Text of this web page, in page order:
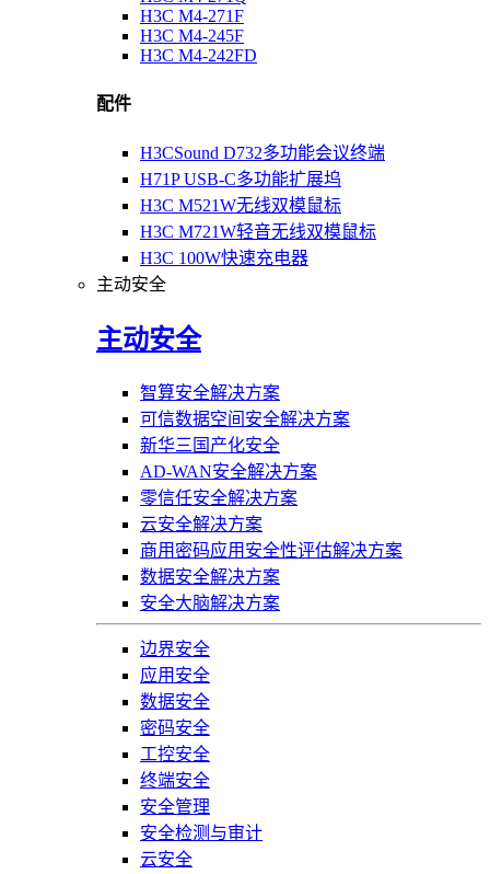
H3C M4-271F
H3C M4-245F
H3C M4-242FD
配件
H3CSound D732多功能会议终端
H71P USB-C多功能扩展坞
H3C M521W无线双模鼠标
H3C M721W轻音无线双模鼠标
H3C 100W快速充电器
主动安全
主动安全
智算安全解决方案
可信数据空间安全解决方案
新华三国产化安全
AD-WAN安全解决方案
零信任安全解决方案
云安全解决方案
商用密码应用安全性评估解决方案
数据安全解决方案
安全大脑解决方案
边界安全
应用安全
数据安全
密码安全
工控安全
终端安全
安全管理
安全检测与审计
云安全